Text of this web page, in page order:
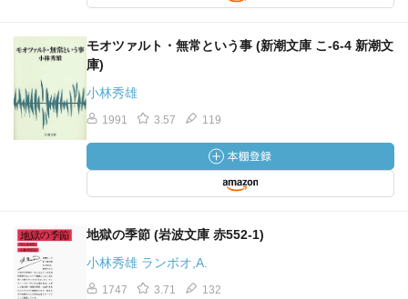
モオツァルト・無常という事 (新潮文庫 こ-6-4 新潮文
庫)
小林秀雄
1991 3.57 119
地獄の季節 (岩波文庫 赤552-1)
小林秀雄 ランボオ,A.
1747 3.71 132